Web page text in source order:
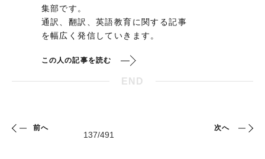
集部です。
通訳、翻訳、英語教育に関する記事
を幅広く発信していきます。
この人の記事を読む
END
前へ 次へ